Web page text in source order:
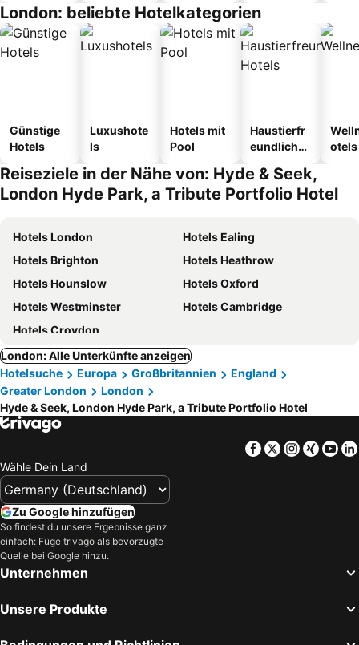
London: beliebte Hotelkategorien
Günstige
Hotels
Luxushote
ls
Hotels mit
Pool
Haustierfr
eundliche
otels
Reiseziele in der Nähe von: Hyde & Seek,
London Hyde Park, a Tribute Portfolio Hotel
Hotels London
Hotels Ealing
Hotels Brighton
Hotels Heathrow
Hotels Hounslow
Hotels Oxford
Hotels Westminster
Hotels Cambridge
Hotels Croydon
London: Alle Unterkünfte anzeigen
Hotelsuche
Europa Großbritannien
England
Greater London
London
Hyde & Seek, London Hyde Park, a Tribute Portfolio Hotel
Facebook
TwitterXing
Wähle Dein Land
Zu Google hinzufügen
So findest du unsere Ergebnisse ganz
einfach: Füge trivago als bevorzugte
Quelle bei Google hinzu.
Unternehmen
Unsere Produkte